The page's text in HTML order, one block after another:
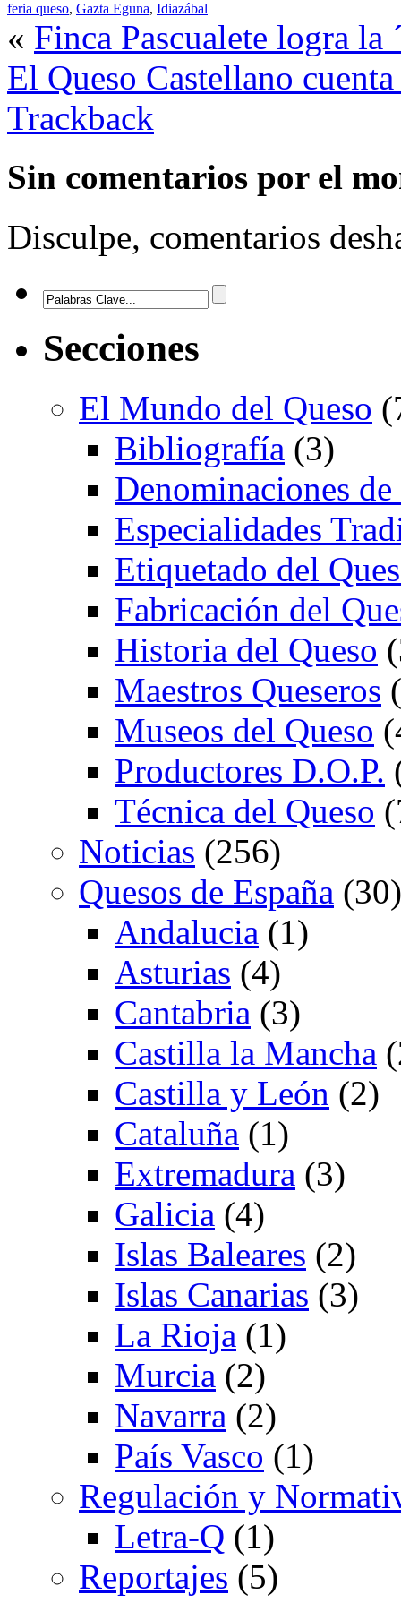
feria queso, Gazta Eguna, Idiazábal
« Finca Pascualete logra la
El Queso Castellano
Trackback
Sin comentarios por el
Disculpe, comentarios
Secciones
El Mundo del Queso
Bibliografía (3)
Denominaciones
Especialidades
Etiquetado del
Fabricación del
Historia del Queso
Maestros Queseros
Museos del Queso
Productores D.O.P.
Técnica del Queso
Noticias (256)
Quesos de España (30)
Andalucia (1)
Asturias (4)
Cantabria (3)
Castilla la Mancha
Castilla y León (2)
Cataluña (1)
Extremadura (3)
Galicia (4)
Islas Baleares (2)
Islas Canarias (3)
La Rioja (1)
Murcia (2)
Navarra (2)
País Vasco (1)
Regulación y
Letra-Q (1)
Reportajes (5)